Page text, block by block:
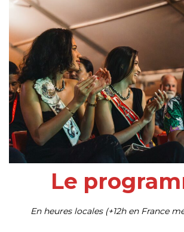
Le
En heures locales (+12h en France